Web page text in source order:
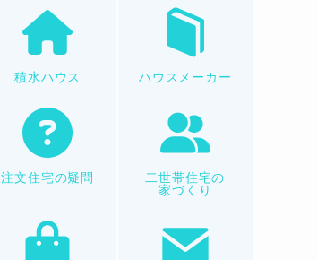
積水ハウス ハウスメーカー
注文住宅の疑問 二世帯住宅の
家づくり